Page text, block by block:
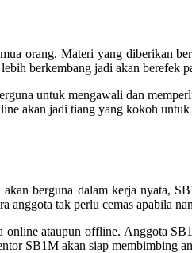
orang. Materi yang diberikan
berkembang jadi akan berefek
untuk mengawali dan
akan jadi tiang yang kokoh
berguna dalam kerja nyata,
tak perlu cemas apabila
ataupun offline. Anggota
SB1M akan siap membimbing